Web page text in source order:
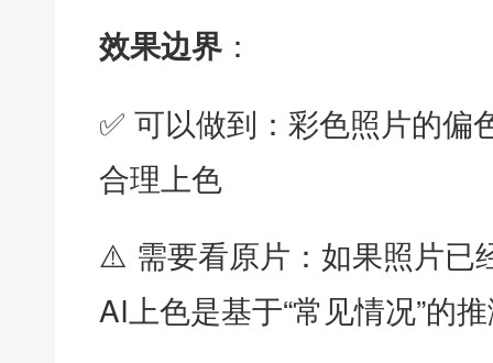
效果边界 ：
✅ 可以做到：彩色照片的
合理上色
⚠️ 需要看原片：如果照片已
AI上色是基于“常见情况”的